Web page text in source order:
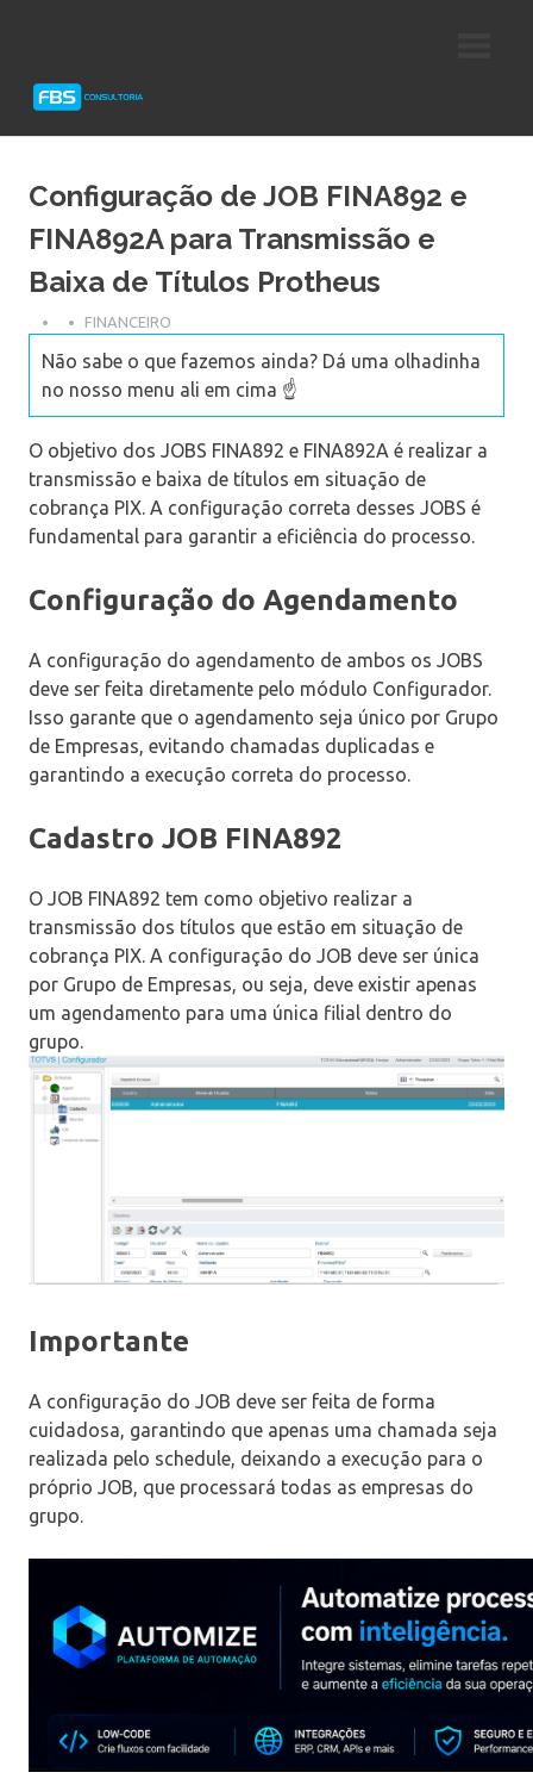
Protheus
Configuração de JOB FINA892 e
FINA892A para Transmissão e
Baixa de Títulos Protheus
FINANCEIRO
Não sabe o que fazemos ainda? Dá uma olhadinha
no nosso menu ali em cima ☝️
O objetivo dos JOBS FINA892 e FINA892A é realizar a
transmissão e baixa de títulos em situação de
cobrança PIX. A configuração correta desses JOBS é
fundamental para garantir a eficiência do processo.
Configuração do Agendamento
A configuração do agendamento de ambos os JOBS
deve ser feita diretamente pelo módulo Configurador.
Isso garante que o agendamento seja único por Grupo
de Empresas, evitando chamadas duplicadas e
garantindo a execução correta do processo.
Cadastro JOB FINA892
O JOB FINA892 tem como objetivo realizar a
transmissão dos títulos que estão em situação de
cobrança PIX. A configuração do JOB deve ser única
por Grupo de Empresas, ou seja, deve existir apenas
um agendamento para uma única filial dentro do
grupo.
Importante
A configuração do JOB deve ser feita de forma
cuidadosa, garantindo que apenas uma chamada seja
realizada pelo schedule, deixando a execução para o
próprio JOB, que processará todas as empresas do
grupo.